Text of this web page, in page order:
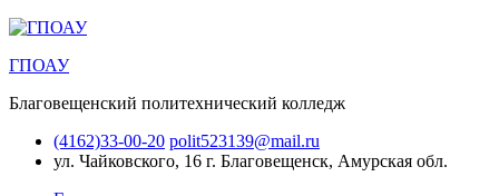
ГПОАУ
Благовещенский политехнический колледж
(4162)33-00-20 polit523139@mail.ru
ул. Чайковского, 16 г. Благовещенск, Амурская обл.